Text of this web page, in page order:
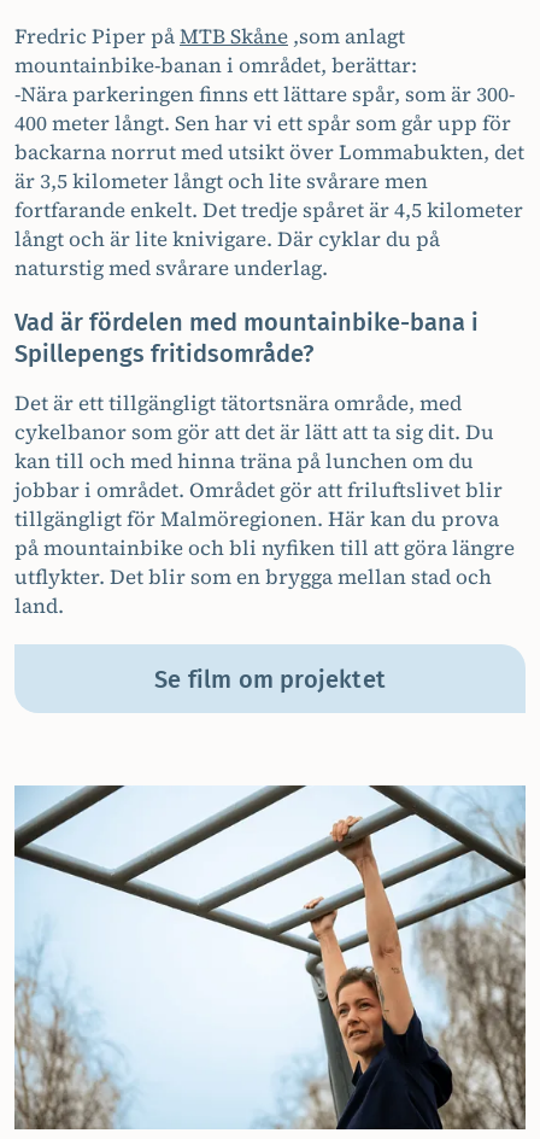
Fredric Piper påMTB Skåne ,som anlagt
mountainbike-banan i området, berättar:
-Nära parkeringen finns ett lättare spår, som är 300-
400 meter långt. Sen har vi ett spår som går upp för
backarna norrut med utsikt över Lommabukten, det
är 3,5 kilometer långt och lite svårare men
fortfarande enkelt. Det tredje spåret är 4,5 kilometer
långt och är lite knivigare. Där cyklar du på
naturstig med svårare underlag.
Vad är fördelen med mountainbike-bana i
Spillepengs fritidsområde?
Det är ett tillgängligt tätortsnära område, med
cykelbanor som gör att det är lätt att ta sig dit. Du
kan till och med hinna träna på lunchen om du
jobbar i området. Området gör att friluftslivet blir
tillgängligt för Malmöregionen. Här kan du prova
på mountainbike och bli nyfiken till att göra längre
utflykter. Det blir som en brygga mellan stad och
land.
Se film om projektet